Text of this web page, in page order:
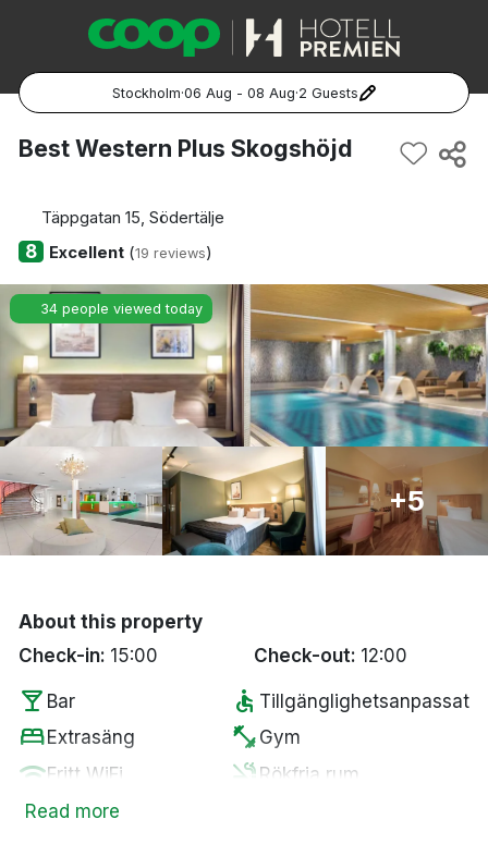
Stockholm·06 Aug - 08 Aug·2 Guests
Popular Destinations:
Göteborg
Malmö
Hela Norge
Oslo
Bergen
Best Western Plus Skogshöjd
Täppgatan 15, Södertälje
8 Excellent(19 reviews)
34 people viewed today
+5
About this property
Check-in: 15:00 Check-out: 12:00
local_bar Bar accessible Tillgänglighetsanpassat
bedExtrasäng fitness_center Gym
wifiFritt WiFi smoke_free Rökfria rum
local_parkingParkering
Read more